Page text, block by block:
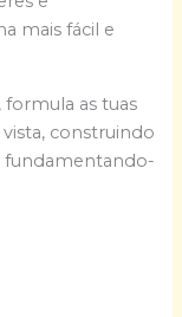
mais fácil e
formula as tuas
construindo
fundamentando-